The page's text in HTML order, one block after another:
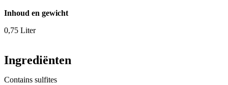
Inhoud en gewicht
0,75 Liter
Ingrediënten
Contains sulfites